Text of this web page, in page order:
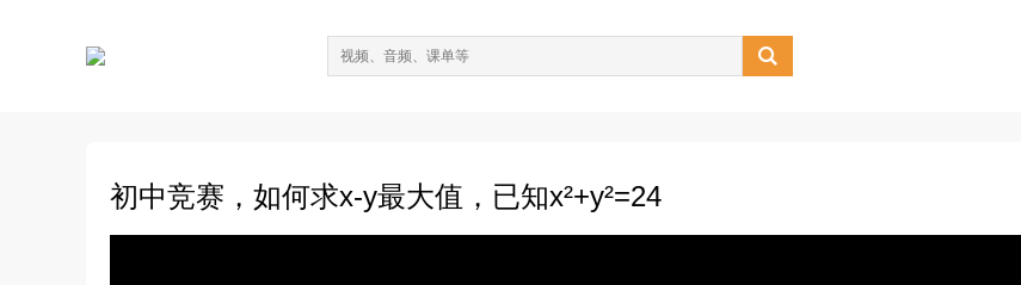

初中竞赛，如何求x-y最大值，已知x²+y²=24